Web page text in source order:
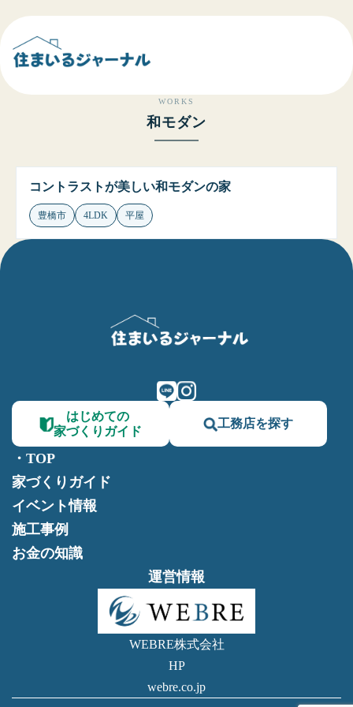
WORKS
和モダン
コントラストが美しい和モダンの家
豊橋市 4LDK 平屋
はじめての
家づくりガイド
工務店を探す
・TOP
家づくりガイド
イベント情報
施工事例
お金の知識
運営情報
WEBRE株式会社
HP
webre.co.jp